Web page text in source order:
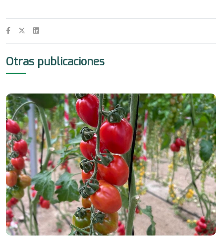
Otras publicaciones